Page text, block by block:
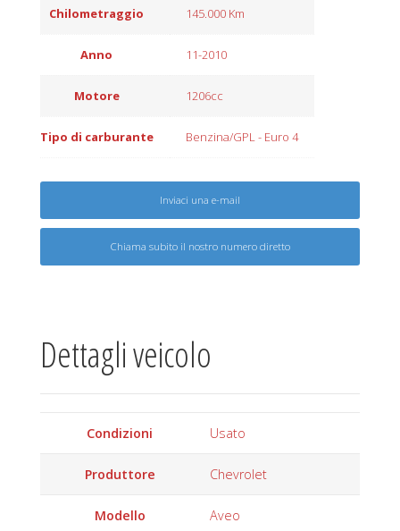
Chilometraggio 145.000 Km
Anno 11-2010
Motore 1206cc
Tipo di carburante Benzina/GPL - Euro 4
Inviaci una e-mail
Chiama subito il nostro numero diretto
Dettagli veicolo
Condizioni Usato
Produttore Chevrolet
Modello Aveo